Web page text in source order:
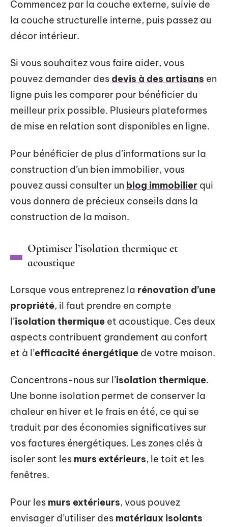
Commencez par la couche externe, suivie de
la couche structurelle interne, puis passez au
décor intérieur.
Si vous souhaitez vous faire aider, vous
pouvez demander des devis à des artisans en
ligne puis les comparer pour bénéficier du
meilleur prix possible. Plusieurs plateformes
de mise en relation sont disponibles en ligne.
Pour bénéficier de plus d’informations sur la
construction d’un bien immobilier, vous
pouvez aussi consulter un blog immobilier qui
vous donnera de précieux conseils dans la
construction de la maison.
Optimiser l’isolation thermique et
acoustique
Lorsque vous entreprenez la rénovation d’une
propriété, il faut prendre en compte
l’isolation thermique et acoustique. Ces deux
aspects contribuent grandement au confort
et à l’efficacité énergétique de votre maison.
Concentrons-nous sur l’isolation thermique.
Une bonne isolation permet de conserver la
chaleur en hiver et le frais en été, ce qui se
traduit par des économies significatives sur
vos factures énergétiques. Les zones clés à
isoler sont les murs extérieurs, le toit et les
fenêtres.
Pour les murs extérieurs, vous pouvez
envisager d’utiliser des matériaux isolants